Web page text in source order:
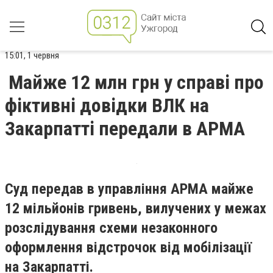
15:01, 1 червня
Майже 12 млн грн у справі про
фіктивні довідки ВЛК на
Закарпатті передали в АРМА
Суд передав в управління АРМА майже
12 мільйонів гривень, вилучених у межах
розслідування схеми незаконного
оформлення відстрочок від мобілізації
на Закарпатті.